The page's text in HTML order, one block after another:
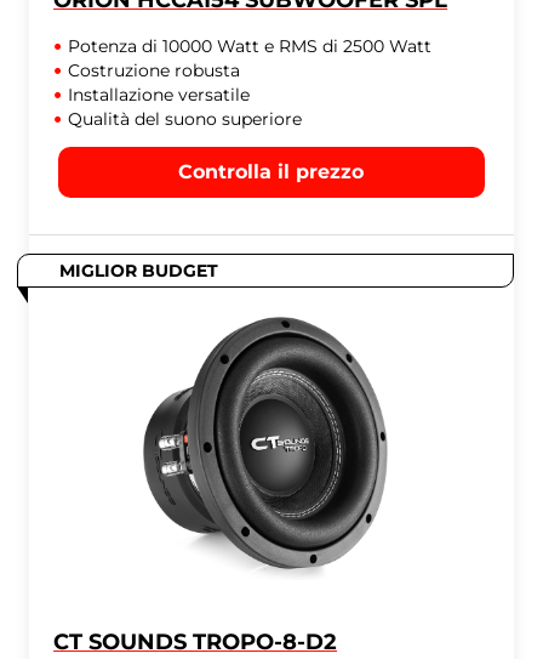
Potenza di 10000 Watt e RMS di 2500 Watt
Costruzione robusta
Installazione versatile
Qualità del suono superiore
Controlla il prezzo
MIGLIOR BUDGET
CT SOUNDS TROPO-8-D2